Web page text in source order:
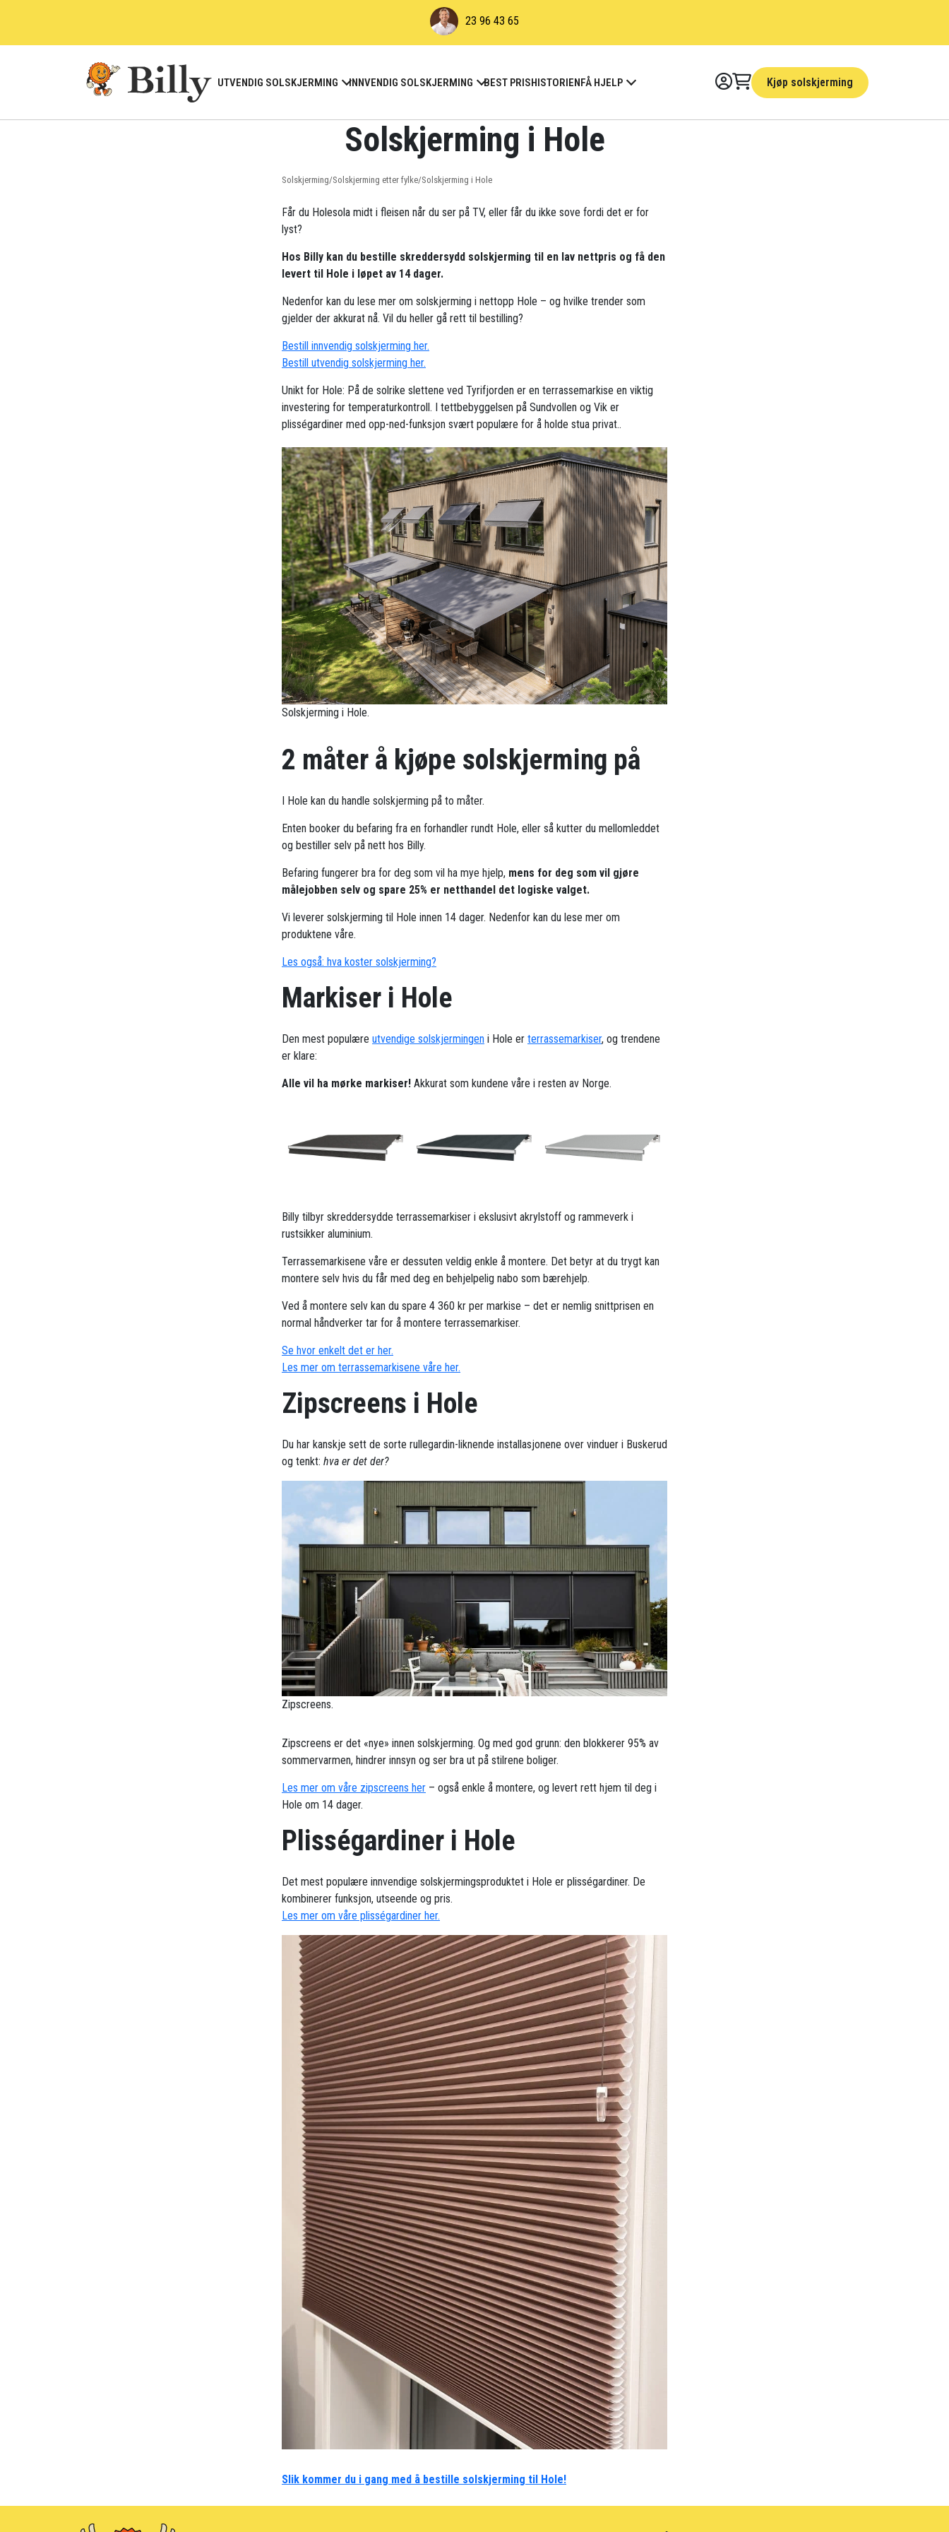
23 96 43 65
UTVENDIG SOLSKJERMING INNVENDIG SOLSKJERMING BEST PRISHISTORIENFÅ HJELP Kjøp solskjerming
Solskjerming i Hole
Solskjerming/Solskjerming etter fylke/Solskjerming i Hole
Får du Holesola midt i fleisen når du ser på TV, eller får du ikke sove fordi det er for
lyst?
Hos Billy kan du bestille skreddersydd solskjerming til en lav nettpris og få den
levert til Hole i løpet av 14 dager.
Nedenfor kan du lese mer om solskjerming i nettopp Hole – og hvilke trender som
gjelder der akkurat nå. Vil du heller gå rett til bestilling?
Bestill innvendig solskjerming her.
Bestill utvendig solskjerming her.
Unikt for Hole: På de solrike slettene ved Tyrifjorden er en terrassemarkise en viktig
investering for temperaturkontroll. I tettbebyggelsen på Sundvollen og Vik er
plisségardiner med opp-ned-funksjon svært populære for å holde stua privat..
Solskjerming i Hole.
2 måter å kjøpe solskjerming på
I Hole kan du handle solskjerming på to måter.
Enten booker du befaring fra en forhandler rundt Hole, eller så kutter du mellomleddet
og bestiller selv på nett hos Billy.
Befaring fungerer bra for deg som vil ha mye hjelp, mens for deg som vil gjøre
målejobben selv og spare 25% er netthandel det logiske valget.
Vi leverer solskjerming til Hole innen 14 dager. Nedenfor kan du lese mer om
produktene våre.
Les også: hva koster solskjerming?
Markiser i Hole
Den mest populære utvendige solskjermingen i Hole er terrassemarkiser, og trendene
er klare:
Alle vil ha mørke markiser! Akkurat som kundene våre i resten av Norge.
Billy tilbyr skreddersydde terrassemarkiser i ekslusivt akrylstoff og rammeverk i
rustsikker aluminium.
Terrassemarkisene våre er dessuten veldig enkle å montere. Det betyr at du trygt kan
montere selv hvis du får med deg en behjelpelig nabo som bærehjelp.
Ved å montere selv kan du spare 4 360 kr per markise – det er nemlig snittprisen en
normal håndverker tar for å montere terrassemarkiser.
Se hvor enkelt det er her.
Les mer om terrassemarkisene våre her.
Zipscreens i Hole
Du har kanskje sett de sorte rullegardin-liknende installasjonene over vinduer i Buskerud
og tenkt: hva er det der?
Zipscreens.
Zipscreens er det «nye» innen solskjerming. Og med god grunn: den blokkerer 95% av
sommervarmen, hindrer innsyn og ser bra ut på stilrene boliger.
Les mer om våre zipscreens her – også enkle å montere, og levert rett hjem til deg i
Hole om 14 dager.
Plisségardiner i Hole
Det mest populære innvendige solskjermingsproduktet i Hole er plisségardiner. De
kombinerer funksjon, utseende og pris.
Les mer om våre plisségardiner her.
Slik kommer du i gang med å bestille solskjerming til Hole!